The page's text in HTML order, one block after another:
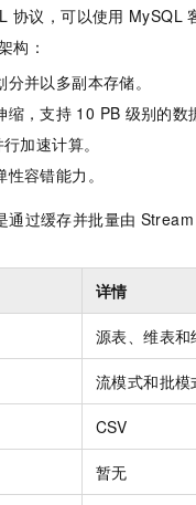
协议，可以使用 MySQL
构：
并以多副本存储。
缩，支持 10 PB 级别的数
加速计算。
容错能力。
通过缓存并批量由
详情
源表、维表
流模式和批模
CSV
暂无
视觉 Coding、空间感知、多模态思考等全面升级 1M上下文，专为长
个人版上线、团队版降价；千问3.8-Max首发发尝鲜
新一代 AI 视频生成模型，深度适配广告营销等场景
AI 应用构建
大模型服务平台百
丰富多元化的应用模
大模型服务平台百
人工智能平台 PAI
体验
Night Plan 支持
）
企业应用
ERP
CRM
OA 办公系统